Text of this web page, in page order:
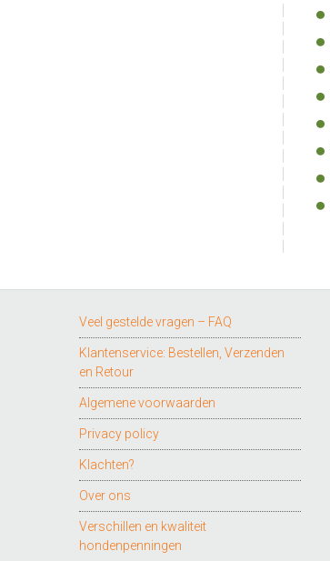
Veel gestelde vragen – FAQ
Klantenservice: Bestellen, Verzenden
en Retour
Algemene voorwaarden
Privacy policy
Klachten?
Over ons
Verschillen en kwaliteit
hondenpenningen